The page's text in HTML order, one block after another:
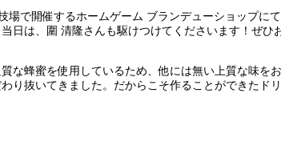
で開催するホームゲーム ブランデューショップ
日は、圍 清隆さんも駆けつけてくださいます！ぜひ
な蜂蜜を使用しているため、他には無い上質な味
り抜いてきました。だからこそ作ることができた